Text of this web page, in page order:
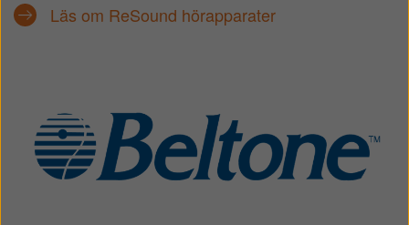
Läs om ReSound hörapparater